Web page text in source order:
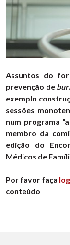
Assuntos do
prevenção de
exemplo
sessões
num programa
membro da
edição do
Médicos de
Por favor faça
conteúdo